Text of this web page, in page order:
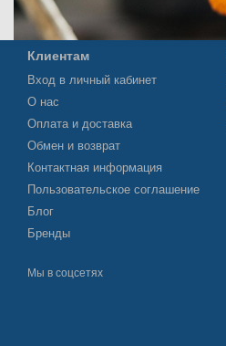
Клиентам
Вход в личный кабинет
О нас
Оплата и доставка
Обмен и возврат
Контактная информация
Пользовательское соглашение
Блог
Бренды
Мы в соцсетях